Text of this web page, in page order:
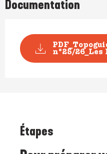
Documentation
n°25/26_Les
Étapes